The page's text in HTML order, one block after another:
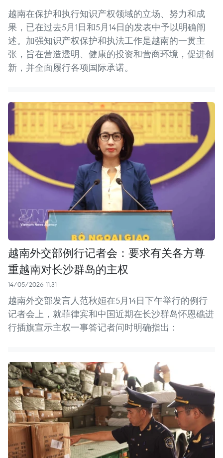
越南在保护和执行知识产权领域的立场、努力和成
果，已在过去5月1日和5月14日的发表中予以明确阐
述。加强知识产权保护和执法工作是越南的一贯主
张，旨在营造透明、健康的投资和营商环境，促进创
新，并全面履行各项国际承诺。
越南外交部例行记者会：要求有关各方尊
重越南对长沙群岛的主权
14/05/2026 11:31
越南外交部发言人范秋姮在5月14日下午举行的例行
记者会上，就菲律宾和中国近期在长沙群岛怀恩礁进
行插旗宣示主权一事答记者问时明确指出：